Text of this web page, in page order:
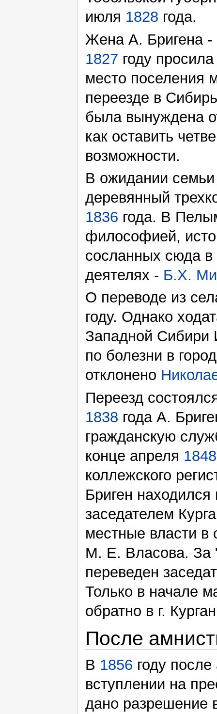
июля 1828 года.
Жена А. Бригена
1827 году
место поселения
переезде в
была вынуждена
как оставить
возможности.
В ожидании
деревянный
1836 года. В
философией,
сосланных сюда
деятелях - Б.Х.
О переводе из
году. Однако
Западной Сибири
по болезни в
отклонено
Переезд
1838 года А.
гражданскую
конце апреля 1848
коллежского
Бриген
заседателем
местные власти в
М. Е. Власова. За
переведен
Только в начале
обратно в г.
После
В 1856 году
вступлении на
дано разрешение